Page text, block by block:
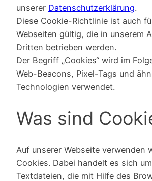
unserer Datenschutzerklärung.
Diese Cookie-Richtlinie ist auch
Webseiten gültig, die in unserem
Dritten betrieben werden.
Der Begriff „Cookies“ wird im
Web-Beacons, Pixel-Tags und
Technologien verwendet.
Was sind
Auf unserer Webseite verwenden
Cookies. Dabei handelt es sich
Textdateien, die mit Hilfe des